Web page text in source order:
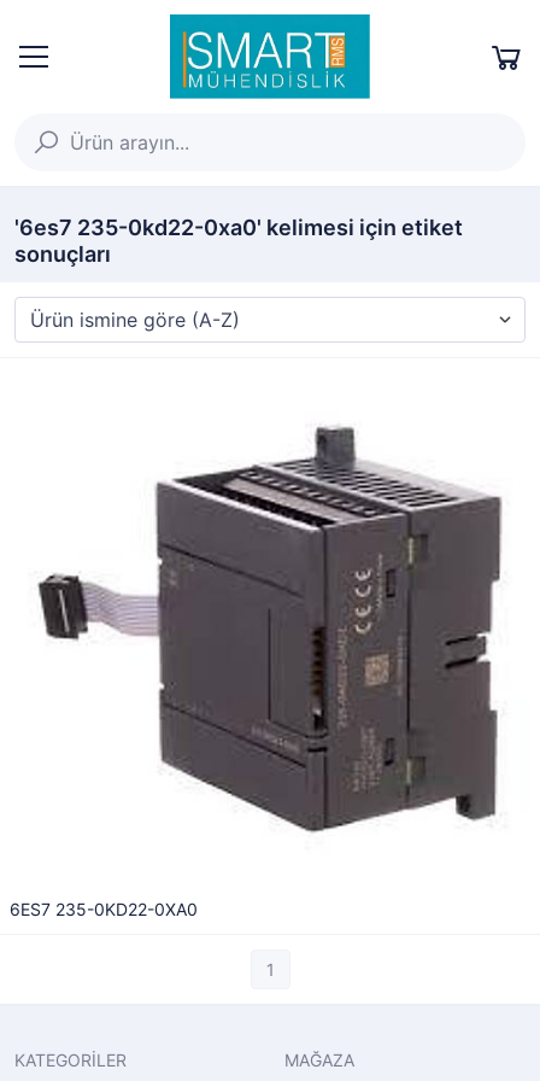
'6es7 235-0kd22-0xa0' kelimesi için etiket
sonuçları
6ES7 235-0KD22-0XA0
1
KATEGORİLER MAĞAZA